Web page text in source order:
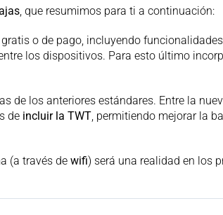
, que resumimos para ti a continuación:
o de pago, incluyendo
los dispositivos. Para esto último
de los anteriores estándares. Entre la
de incluir la TWT, permitiendo mejorar la
(a través de wifi) será una realidad en los